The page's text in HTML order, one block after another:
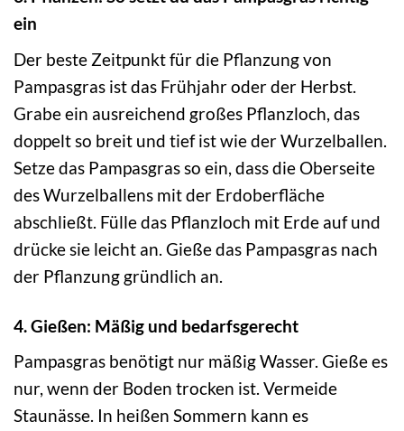
ein
Der beste Zeitpunkt für die Pflanzung von
Pampasgras ist das Frühjahr oder der Herbst.
Grabe ein ausreichend großes Pflanzloch, das
doppelt so breit und tief ist wie der Wurzelballen.
Setze das Pampasgras so ein, dass die Oberseite
des Wurzelballens mit der Erdoberfläche
abschließt. Fülle das Pflanzloch mit Erde auf und
drücke sie leicht an. Gieße das Pampasgras nach
der Pflanzung gründlich an.
4. Gießen: Mäßig und bedarfsgerecht
Pampasgras benötigt nur mäßig Wasser. Gieße es
nur, wenn der Boden trocken ist. Vermeide
Staunässe. In heißen Sommern kann es